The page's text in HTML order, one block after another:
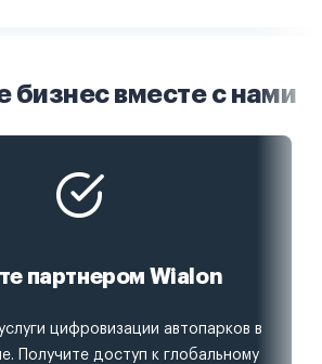
бизнес вместе с нами
партнером Wialon
цифровизации автопарков в
Получите доступ к глобальному